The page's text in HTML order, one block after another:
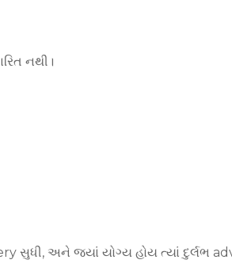
નથી।
સુધી, અને જ્યાં યોગ્ય હોય ત્યાં દુર્લભ